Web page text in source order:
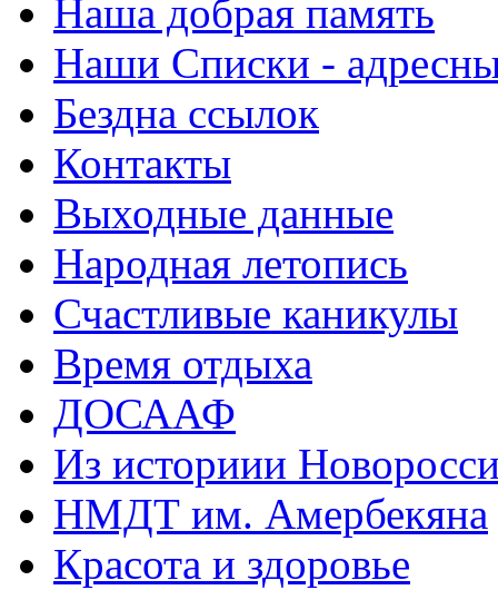
Наша добрая память
Наши Списки -
Бездна ссылок
Контакты
Выходные данные
Народная летопись
Счастливые каникулы
Время отдыха
ДОСААФ
Из историии
НМДТ им. Амербекяна
Красота и здоровье